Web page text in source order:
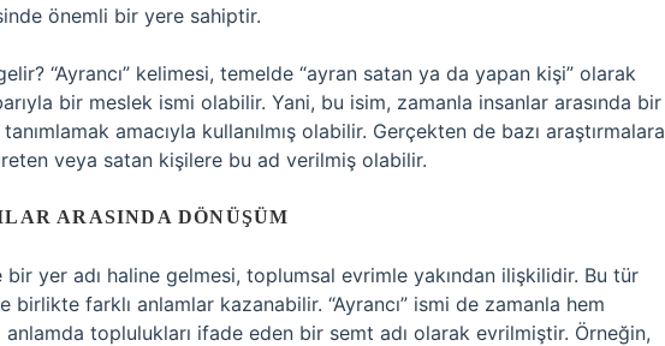
önemli bir yere sahiptir.
“Ayrancı” kelimesi, temelde “ayran satan ya da yapan kişi” olarak
bir meslek ismi olabilir. Yani, bu isim, zamanla insanlar arasında bir
amacıyla kullanılmış olabilir. Gerçekten de bazı araştırmalara
veya satan kişilere bu ad verilmiş olabilir.
ARASINDA DÖNÜŞÜM
yer adı haline gelmesi, toplumsal evrimle yakından ilişkilidir. Bu tür
farklı anlamlar kazanabilir. “Ayrancı” ismi de zamanla hem
toplulukları ifade eden bir semt adı olarak evrilmiştir. Örneğin,